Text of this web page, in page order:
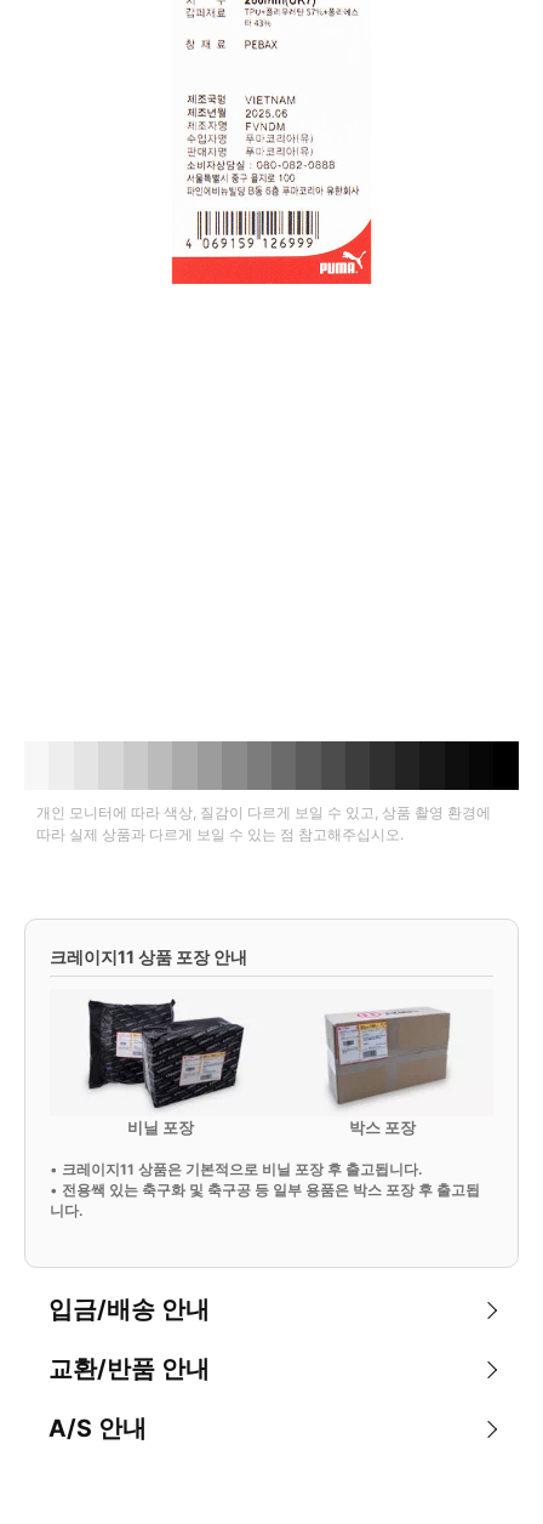
개인 모니터에 따라 색상, 질감이 다르게 보일 수 있고, 상품 촬영 환경에
따라 실제 상품과 다르게 보일 수 있는 점 참고해주십시오.
크레이지11 상품 포장 안내
비닐 포장 박스 포장
• 크레이지11 상품은 기본적으로 비닐 포장 후 출고됩니다.
• 전용쌕 있는 축구화 및 축구공 등 일부 용품은 박스 포장 후 출고됩
니다.
입금/배송 안내
교환/반품 안내
A/S 안내